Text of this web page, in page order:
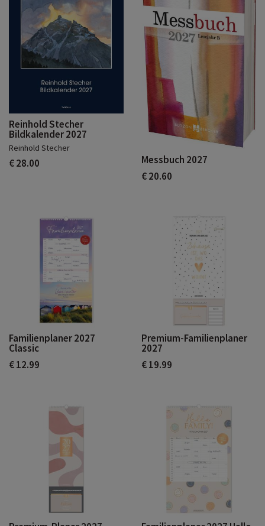
Reinhold Stecher
Bildkalender 2027
Reinhold Stecher
€ 28.00
Messbuch 2027
€ 20.60
Familienplaner 2027
Classic
€ 12.99
Premium-Familienplaner
2027
€ 19.99